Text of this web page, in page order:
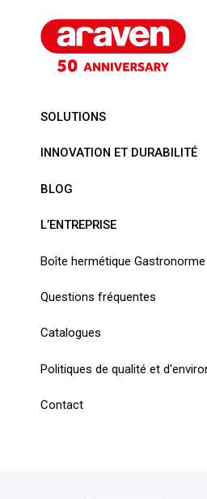
SOLUTIONS
INNOVATION ET DURABILITÉ
BLOG
L’ENTREPRISE
Boîte hermétique
Questions fréquentes
Catalogues
Politiques de qualité et
Contact